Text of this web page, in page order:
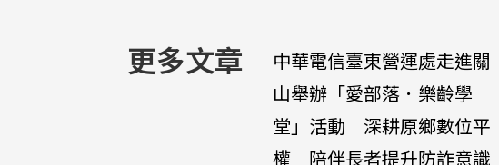
更多文章
中華電信臺東營運處走進關
山舉辦「愛部落．樂齡學
堂」活動 深耕原鄉數位平
權 陪伴長者提升防詐意識